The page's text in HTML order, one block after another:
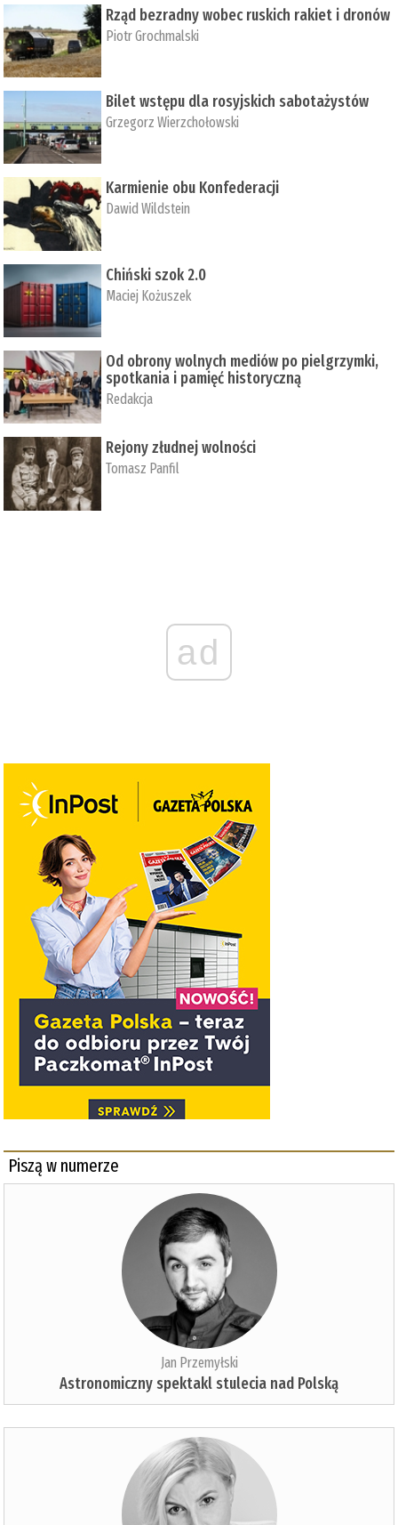
Rząd bezradny wobec ruskich rakiet i dronów
Piotr Grochmalski
Bilet wstępu dla rosyjskich sabotażystów
Grzegorz Wierzchołowski
Karmienie obu Konfederacji
Dawid Wildstein
Chiński szok 2.0
Maciej Kożuszek
Od obrony wolnych mediów po pielgrzymki,
spotkania i pamięć historyczną
Redakcja
Rejony złudnej wolności
Tomasz Panfil
ad
Piszą w numerze
Jan Przemyłski
Astronomiczny spektakl stulecia nad Polską